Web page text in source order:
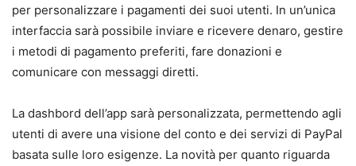
per personalizzare i pagamenti dei suoi utenti. In un’unica
interfaccia sarà possibile inviare e ricevere denaro, gestire
i metodi di pagamento preferiti, fare donazioni e
comunicare con messaggi diretti.
La dashbord dell’app sarà personalizzata, permettendo agli
utenti di avere una visione del conto e dei servizi di PayPal
basata sulle loro esigenze. La novità per quanto riguarda